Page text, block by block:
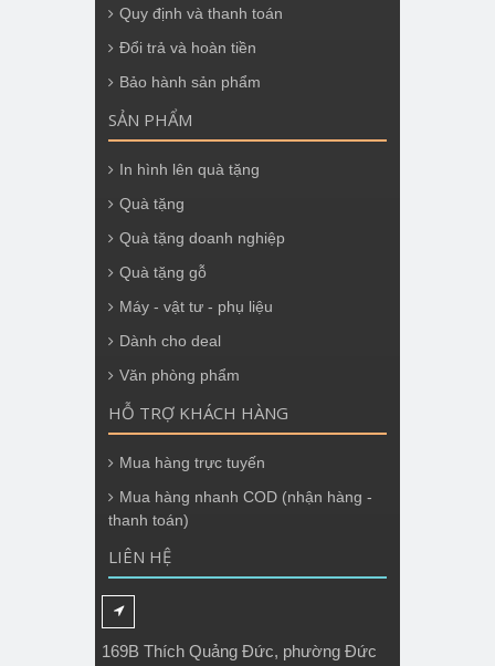
Quy định và thanh toán
Đổi trả và hoàn tiền
Bảo hành sản phẩm
SẢN PHẨM
In hình lên quà tặng
Quà tặng
Quà tặng doanh nghiệp
Quà tặng gỗ
Máy - vật tư - phụ liệu
Dành cho deal
Văn phòng phẩm
HỖ TRỢ KHÁCH HÀNG
Mua hàng trực tuyến
Mua hàng nhanh COD (nhận hàng -
thanh toán)
LIÊN HỆ
169B Thích Quảng Đức, phường Đức